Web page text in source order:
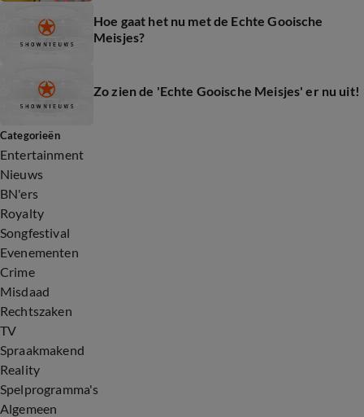
Hoe gaat het nu met de Echte Gooische
Meisjes?
Zo zien de 'Echte Gooische Meisjes' er nu uit!
Categorieën
Entertainment
Nieuws
BN'ers
Royalty
Songfestival
Evenementen
Crime
Misdaad
Rechtszaken
TV
Spraakmakend
Reality
Spelprogramma's
Algemeen